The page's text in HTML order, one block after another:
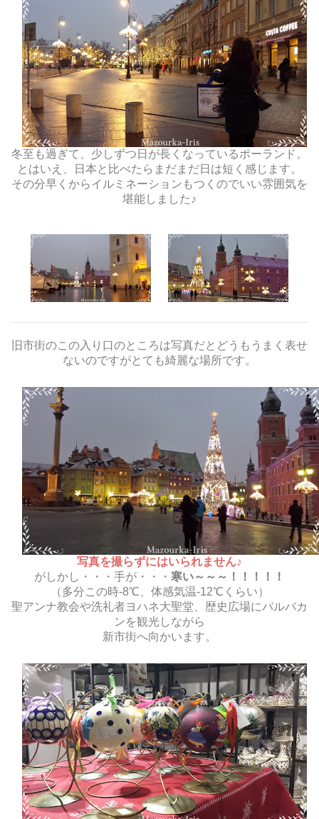
冬至も過ぎて、少しずつ日が長くなっているポーランド。
とはいえ、日本と比べたらまだまだ日は短く感じます。
その分早くからイルミネーションもつくのでいい雰囲気を
堪能しました♪
旧市街のこの入り口のところは写真だとどうもうまく表せ
ないのですがとても綺麗な場所です。
写真を撮らずにはいられません♪
がしかし・・・手が・・・ 寒い～～～！！！！！
（多分この時-8℃、体感気温-12℃くらい）
聖アンナ教会や洗礼者ヨハネ大聖堂、歴史広場にバルバカ
ンを観光しながら
新市街へ向かいます。